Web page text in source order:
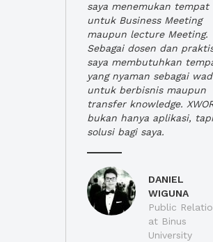
saya menemukan tempat
untuk Business Meeting
maupun lecture Meeting.
Sebagai dosen dan
saya membutuhkan
yang nyaman sebagai
untuk berbisnis maupun
transfer knowledge.
bukan hanya aplikasi, tapi
solusi bagi saya.
DANIEL
WIGUNA
Public
at Binus
University